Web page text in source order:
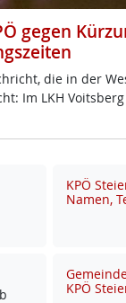
gegen
die in der
Im LKH
KPÖ
Namen,
KPÖ